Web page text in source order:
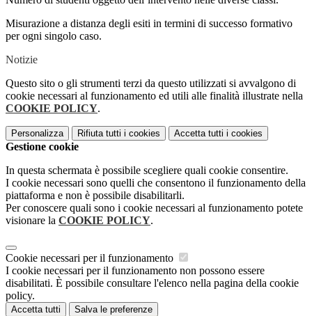
Misurazione a distanza degli esiti in termini di successo formativo
per ogni singolo caso.
Notizie
Questo sito o gli strumenti terzi da questo utilizzati si avvalgono di
cookie necessari al funzionamento ed utili alle finalità illustrate nella
COOKIE POLICY.
Personalizza Rifiuta tutti i cookies Accetta tutti i cookies
Gestione cookie
In questa schermata è possibile scegliere quali cookie consentire.
I cookie necessari sono quelli che consentono il funzionamento della
piattaforma e non è possibile disabilitarli.
Per conoscere quali sono i cookie necessari al funzionamento potete
visionare la COOKIE POLICY.
Cookie necessari per il funzionamento
I cookie necessari per il funzionamento non possono essere
disabilitati. È possibile consultare l'elenco nella pagina della cookie
policy.
Accetta tutti Salva le preferenze